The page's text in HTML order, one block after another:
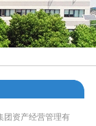
团资产经营管理有